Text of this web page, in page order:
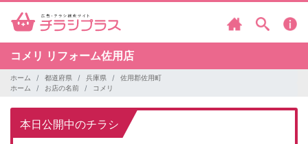
コメリ リフォーム佐用店
ホーム 都道府県 兵庫県
佐用郡佐用町
ホーム
お店の名前 コメリ
本日公開中のチラシ